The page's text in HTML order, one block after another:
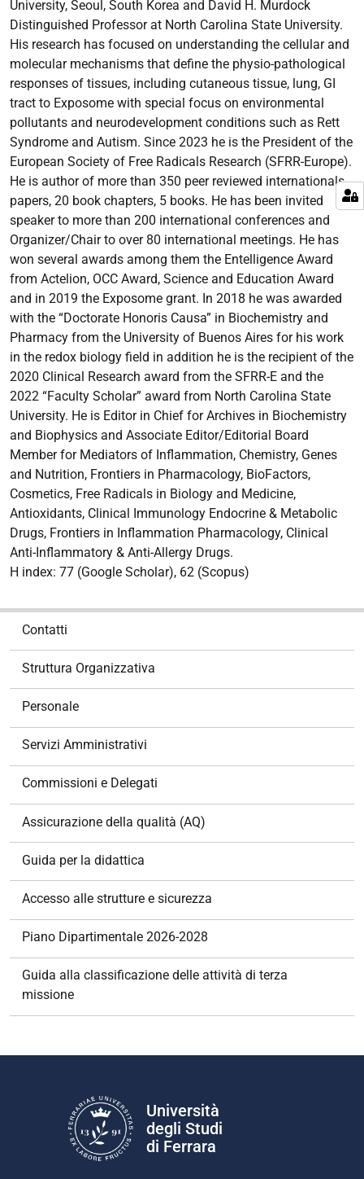
University, Seoul, South Korea and David H. Murdock
Distinguished Professor at North Carolina State University.
His research has focused on understanding the cellular and
molecular mechanisms that define the physio-pathological
responses of tissues, including cutaneous tissue, lung, GI
tract to Exposome with special focus on environmental
pollutants and neurodevelopment conditions such as Rett
Syndrome and Autism. Since 2023 he is the President of the
European Society of Free Radicals Research (SFRR-Europe).
He is author of more than 350 peer reviewed internationals
papers, 20 book chapters, 5 books. He has been invited
speaker to more than 200 international conferences and
Organizer/Chair to over 80 international meetings. He has
won several awards among them the Entelligence Award
from Actelion, OCC Award, Science and Education Award
and in 2019 the Exposome grant. In 2018 he was awarded
with the “Doctorate Honoris Causa” in Biochemistry and
Pharmacy from the University of Buenos Aires for his work
in the redox biology field in addition he is the recipient of the
2020 Clinical Research award from the SFRR-E and the
2022 “Faculty Scholar” award from North Carolina State
University. He is Editor in Chief for Archives in Biochemistry
and Biophysics and Associate Editor/Editorial Board
Member for Mediators of Inflammation, Chemistry, Genes
and Nutrition, Frontiers in Pharmacology, BioFactors,
Cosmetics, Free Radicals in Biology and Medicine,
Antioxidants, Clinical Immunology Endocrine & Metabolic
Drugs, Frontiers in Inflammation Pharmacology, Clinical
Anti-Inflammatory & Anti-Allergy Drugs.
H index: 77 (Google Scholar), 62 (Scopus)
Contatti
Struttura Organizzativa
Personale
Servizi Amministrativi
Commissioni e Delegati
Assicurazione della qualità (AQ)
Guida per la didattica
Accesso alle strutture e sicurezza
Piano Dipartimentale 2026-2028
Guida alla classificazione delle attività di terza
missione
Università
degli Studi
di Ferrara